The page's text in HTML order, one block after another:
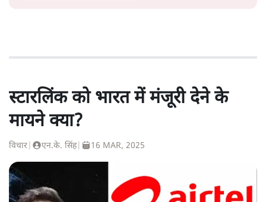
स्टारलिंक को भारत में मंजूरी देने के
मायने क्या?
विचार एन.के. सिंह| 16 MAR, 2025